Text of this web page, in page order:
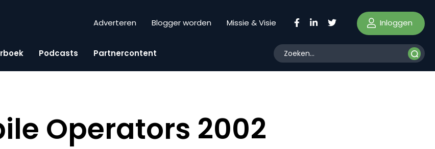
Adverteren Blogger worden Missie & Visie Inloggen
Podcasts Partnercontent
Operators 2002